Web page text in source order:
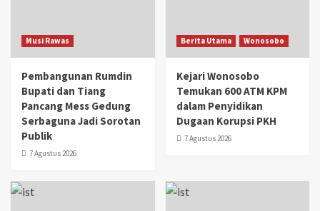
Musi Rawas
Pembangunan Rumdin
Bupati dan Tiang
Pancang Mess Gedung
Serbaguna Jadi Sorotan
Publik
7 Agustus 2026
Berita Utama Wonosobo
Kejari Wonosobo
Temukan 600 ATM KPM
dalam Penyidikan
Dugaan Korupsi PKH
7 Agustus 2026